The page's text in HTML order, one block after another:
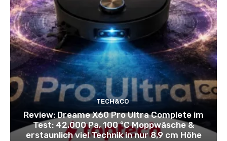
TECH&CO
Review: Dreame X60 Pro Ultra Complete im
Test: 42.000 Pa, 100 °C Moppwäsche &
erstaunlich viel Technik in nur 8,9 cm Höhe